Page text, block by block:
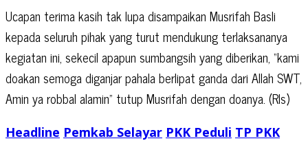
Ucapan terima kasih tak lupa disampaikan Musrifah Basli
kepada seluruh pihak yang turut mendukung terlaksananya
kegiatan ini, sekecil apapun sumbangsih yang diberikan, “kami
doakan semoga diganjar pahala berlipat ganda dari Allah SWT,
Amin ya robbal alamin” tutup Musrifah dengan doanya. (Rls)
Headline Pemkab Selayar PKK Peduli TP PKK